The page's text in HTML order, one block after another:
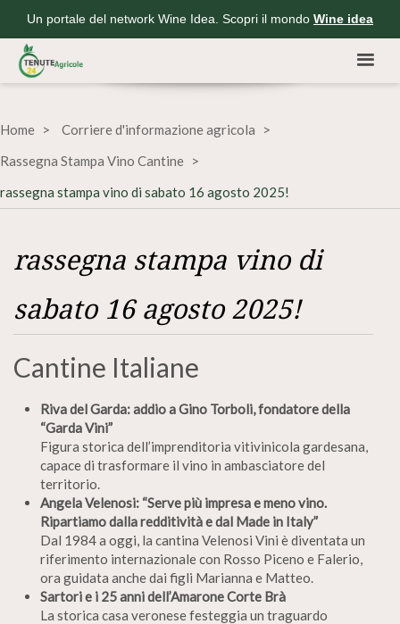
Un portale del network Wine Idea. Scopri il mondo Wine idea
Home
Corriere d'informazione agricola
Rassegna Stampa Vino Cantine
rassegna stampa vino di sabato 16 agosto 2025!
rassegna stampa vino di
sabato 16 agosto 2025!
Cantine Italiane
Riva del Garda: addio a Gino Torboli, fondatore della
“Garda Vini”
Figura storica dell’imprenditoria vitivinicola gardesana,
capace di trasformare il vino in ambasciatore del
territorio.
Angela Velenosi: “Serve più impresa e meno vino.
Ripartiamo dalla redditività e dal Made in Italy”
Dal 1984 a oggi, la cantina Velenosi Vini è diventata un
riferimento internazionale con Rosso Piceno e Falerio,
ora guidata anche dai figli Marianna e Matteo.
Sartori e i 25 anni dell’Amarone Corte Brà
La storica casa veronese festeggia un traguardo